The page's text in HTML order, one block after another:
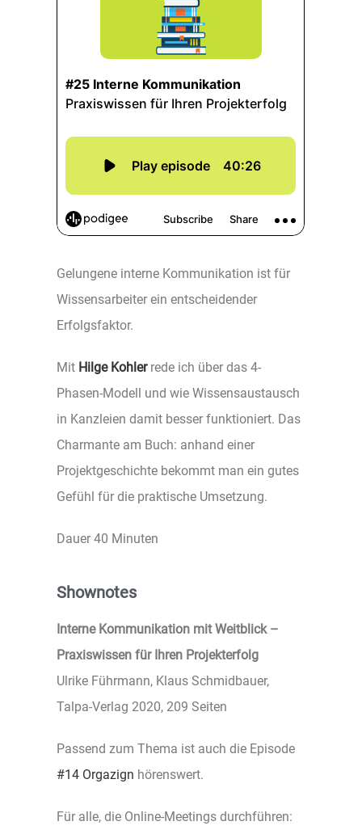
Gelungene interne Kommunikation ist für
Wissensarbeiter ein entscheidender
Erfolgsfaktor.
Mit Hilge Kohlerrede ich über das 4-
Phasen-Modell und wie Wissensaustausch
in Kanzleien damit besser funktioniert. Das
Charmante am Buch: anhand einer
Projektgeschichte bekommt man ein gutes
Gefühl für die praktische Umsetzung.
Dauer 40 Minuten
Shownotes
Interne Kommunikation mit Weitblick –
Praxiswissen für Ihren Projekterfolg
Ulrike Führmann, Klaus Schmidbauer,
Talpa-Verlag 2020, 209 Seiten
Passend zum Thema ist auch die Episode
#14 Orgazign hörenswert.
Für alle, die Online-Meetings durchführen: